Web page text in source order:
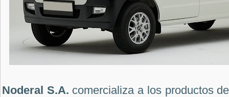
Noderal S.A. comercializa a los productos